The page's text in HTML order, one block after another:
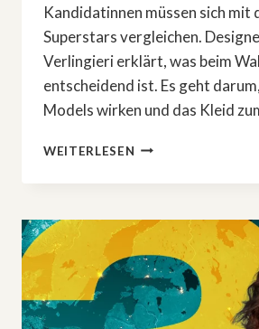
Kandidatinnen müssen sich mit
Superstars vergleichen.
Verlingieri erklärt, was beim
entscheidend ist. Es geht
Models wirken und das Kleid
WEITERLESEN HEIDI
MODELS
LAUFSTEG-
PREMIERE